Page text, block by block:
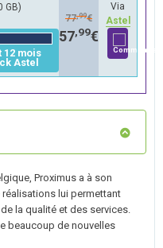
GB)
12 mois
Astel
77,99€
57,99€
Via
Astel
Proximus a à son
lui permettant
la qualité et des services.
beaucoup de nouvelles